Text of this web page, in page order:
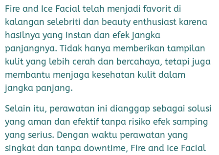
Fire and Ice Facial telah menjadi favorit di
kalangan selebriti dan beauty enthusiast karena
hasilnya yang instan dan efek jangka
panjangnya. Tidak hanya memberikan tampilan
kulit yang lebih cerah dan bercahaya, tetapi juga
membantu menjaga kesehatan kulit dalam
jangka panjang.
Selain itu, perawatan ini dianggap sebagai solusi
yang aman dan efektif tanpa risiko efek samping
yang serius. Dengan waktu perawatan yang
singkat dan tanpa downtime, Fire and Ice Facial